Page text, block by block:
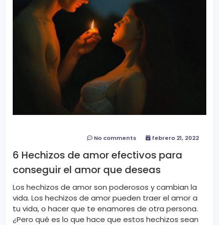
No comments febrero 21, 2022
6 Hechizos de amor efectivos para
conseguir el amor que deseas
Los hechizos de amor son poderosos y cambian la
vida. Los hechizos de amor pueden traer el amor a
tu vida, o hacer que te enamores de otra persona.
¿Pero qué es lo que hace que estos hechizos sean